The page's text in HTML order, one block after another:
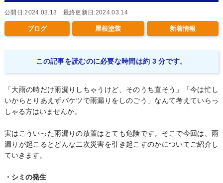
公開日:2024.03.13 最終更新日:2024.03.14
ブログ 屋根塗装 新着情報
この記事を読むのに必要な時間は約 3 分です。
「大雨の時だけ雨漏りしちゃうけど、そのうち直そう」「今は忙し
いからとりあえずバケツで雨漏りをしのごう」なんて考えていらっ
しゃる方はいませんか。
実はこういった雨漏りの放置はとても危険です。そこで今回は、雨
漏りが起こるとどんな二次災害を引き起こすのかについてご紹介し
ていきます。
・シミの発生